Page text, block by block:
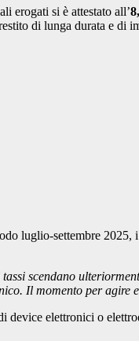
erogati si è attestato all’
di lunga durata e
luglio-settembre 2025,
scendano
Il momento per agire
device elettronici o